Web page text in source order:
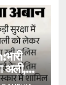
अली,
शामिल –